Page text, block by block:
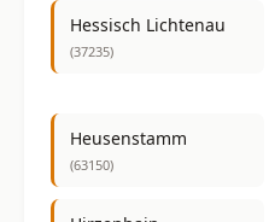
Hessisch Lichtenau
(37235)
Heusenstamm
(63150)